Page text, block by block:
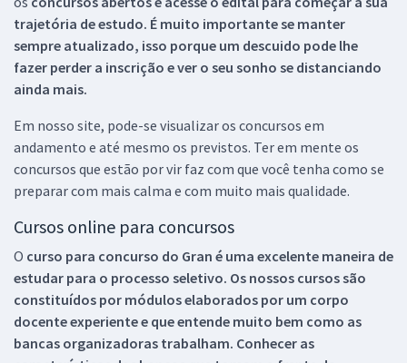
trajetória de estudo. É muito importante se manter
sempre atualizado, isso porque um descuido pode lhe
fazer perder a inscrição e ver o seu sonho se distanciando
ainda mais.
Em nosso site, pode-se visualizar os concursos em
andamento e até mesmo os previstos. Ter em mente os
concursos que estão por vir faz com que você tenha como se
preparar com mais calma e com muito mais qualidade.
Cursos online para concursos
O curso para concurso do Gran é uma excelente maneira de
estudar para o processo seletivo. Os nossos cursos são
constituídos por módulos elaborados por um corpo
docente experiente e que entende muito bem como as
bancas organizadoras trabalham. Conhecer as